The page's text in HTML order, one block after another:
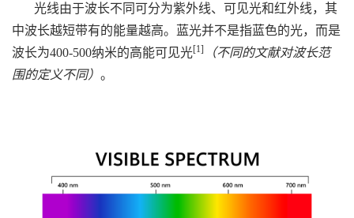
光线由于波长不同可分为紫外线、可见光和红外线，其
中波长越短带有的能量越高。蓝光并不是指蓝色的光，而是
波长为400-500纳米的高能可见光[1]
（不同的文献对波长范
围的定义不同） 。